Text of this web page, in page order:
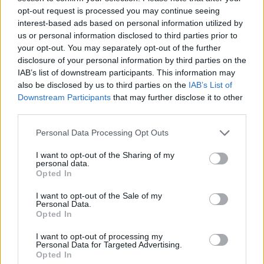
opt-out request is processed you may continue seeing
interest-based ads based on personal information utilized by
us or personal information disclosed to third parties prior to
your opt-out. You may separately opt-out of the further
disclosure of your personal information by third parties on the
IAB’s list of downstream participants. This information may
also be disclosed by us to third parties on the IAB’s List of
Downstream Participants that may further disclose it to other
Personal Data Processing Opt Outs
I want to opt-out of the Sharing of my
personal data.
Opted In
I want to opt-out of the Sale of my
Personal Data.
Opted In
I want to opt-out of processing my
Personal Data for Targeted Advertising.
Opted In
diplomatica? "Se la richiesta è improponibile"
è sicuro che verrà bocciata, "esistono delle
regole e non penso che si possano
trasgredire per fare un favore a una signorina
candidata" afferma il direttore davanti a
Nicola Fratoianni, che insieme ad Angelo
Bonelli ha convinto Salis a candidarsi alle
europee.